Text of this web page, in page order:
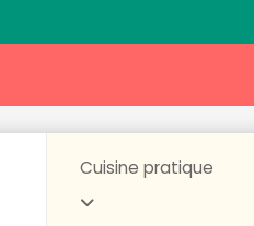
Cuisine pratique